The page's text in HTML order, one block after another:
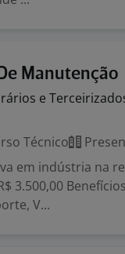
Manutenção
e
Técnico
em indústria na
3.500,00
V...